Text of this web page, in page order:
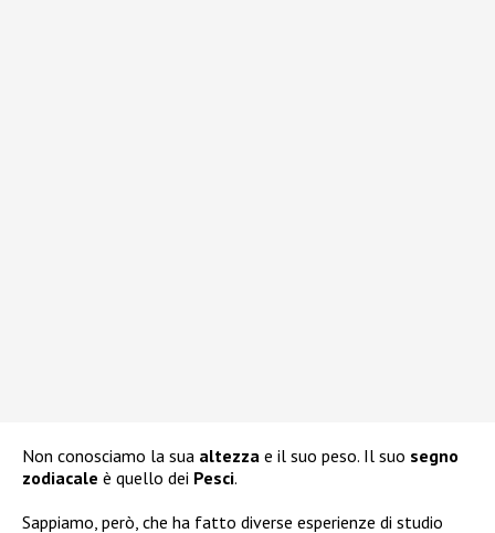
Non conosciamo la sua altezza e il suo peso. Il suo segno
zodiacale è quello dei Pesci.
Sappiamo, però, che ha fatto diverse esperienze di studio